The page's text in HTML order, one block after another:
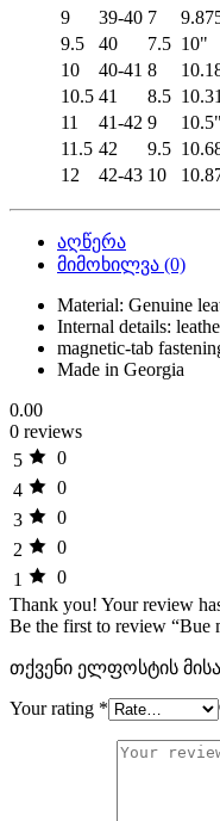
9
39-40 7
9.5
40 7.5 10"
10
40-41 8
10.5 41 8.5
11
41-42 9 10.5"
11.5 42 9.5
12
42-43 10
აღწერა
მიმოხილვა (0)
Material: Genuine
Internal details:
magnetic-tab
Made in Georgia
0.00
0 reviews
5
0
4
0
3
0
2
0
1
0
Thank you! Your review
Be the first to review “Bue
თქვენი ელფოსტის
Your rating *